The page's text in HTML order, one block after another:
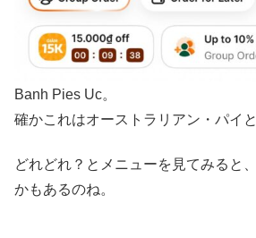
Banh Pies Uc。
確かこれはオーストラリアン・パイと
どれどれ？とメニューを見てみると
かもあるのね。